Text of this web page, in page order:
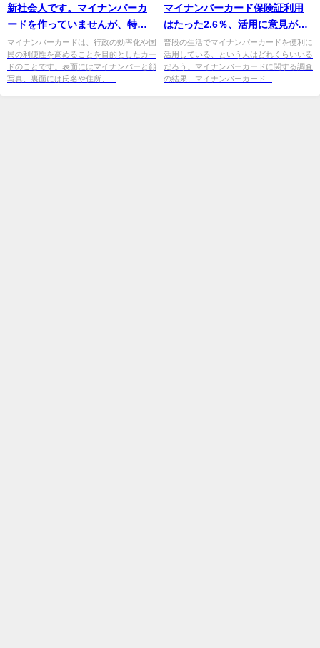
新社会人です。 マイナンバーカ
ードを作っていませんが、特に
デメリットはありませんよね？
マイナンバーカードは、行政の効率化や国
民の利便性を高めることを目的としたカー
ドのことです。表面にはマイナンバーと顔
写真、裏面には氏名や住所、...
マイナンバーカード保険証利用
はたった2.6％、活用に意見がさ
まざま 【しゅふJOB総研調べ】
普段の生活でマイナンバーカードを便利に
活用している、という人はどれくらいいる
だろう。マイナンバーカードに関する調査
の結果、マイナンバーカード...